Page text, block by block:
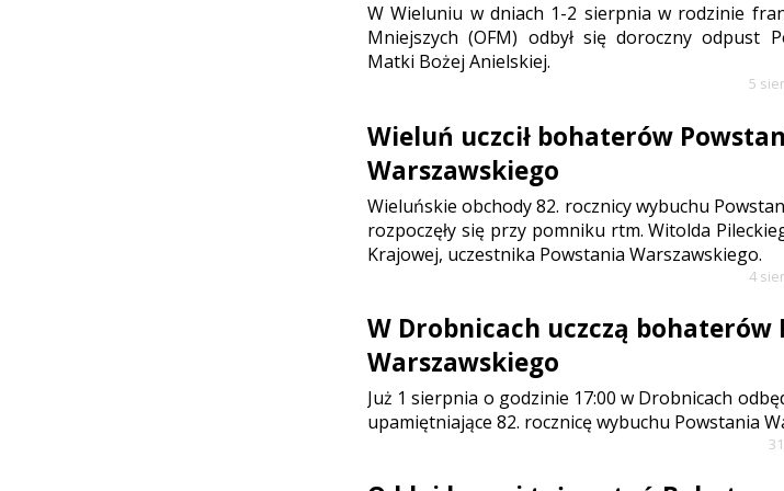
W Wieluniu w dniach 1-2 sierpnia w rodzinie
Mniejszych (OFM) odbył się doroczny odpust
Matki Bożej Anielskiej.
5
Wieluń uczcił bohaterów
Warszawskiego
Wieluńskie obchody 82. rocznicy wybuchu
rozpoczęły się przy pomniku rtm. Witolda
Krajowej, uczestnika Powstania Warszawskiego.
4
W Drobnicach uczczą bohaterów
Warszawskiego
Już 1 sierpnia o godzinie 17:00 w Drobnicach
upamiętniające 82. rocznicę wybuchu Powstania